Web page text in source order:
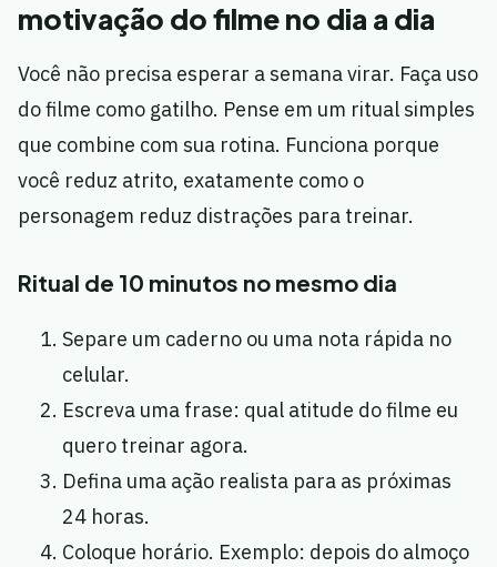
motivação do filme no dia a dia
Você não precisa esperar a semana virar. Faça uso
do filme como gatilho. Pense em um ritual simples
que combine com sua rotina. Funciona porque
você reduz atrito, exatamente como o
personagem reduz distrações para treinar.
Ritual de 10 minutos no mesmo dia
Separe um caderno ou uma nota rápida no
celular.
Escreva uma frase: qual atitude do filme eu
quero treinar agora.
Defina uma ação realista para as próximas
24 horas.
Coloque horário. Exemplo: depois do almoço